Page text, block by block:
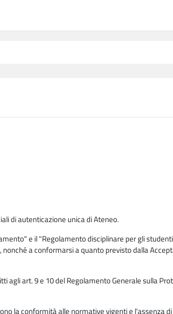
di autenticazione unica di Ateneo.
e il "Regolamento disciplinare per gli
, nonché a conformarsi a quanto previsto dalla
art. 9 e 10 del Regolamento Generale sulla
la conformità alle normative vigenti e l'assenza